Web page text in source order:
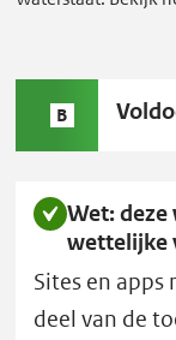
e
w
B
Wet:
wettelijke
Sites en apps
deel van de